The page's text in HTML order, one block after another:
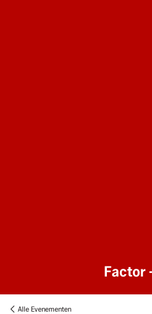
Factor
Alle Evenementen